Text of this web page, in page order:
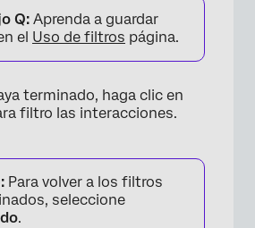
Q: Aprenda a guardar
el Uso de filtros página.
terminado, haga clic en
filtro las interacciones.
Para volver a los filtros
seleccione
.